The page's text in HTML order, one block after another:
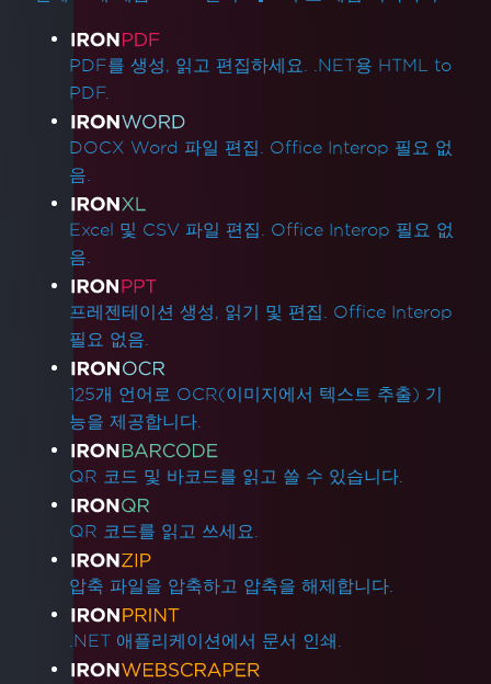
제품 링크
PDF를 생성, 읽고 편집하세요. .NET용 HTML to
PDF.
DOCX Word 파일 편집. Office Interop 필요 없
음.
Excel 및 CSV 파일 편집. Office Interop 필요 없
음.
프레젠테이션 생성, 읽기 및 편집. Office Interop
필요 없음.
125개 언어로 OCR(이미지에서 텍스트 추출) 기
능을 제공합니다.
QR 코드 및 바코드를 읽고 쓸 수 있습니다.
QR 코드를 읽고 쓰세요.
압축 파일을 압축하고 압축을 해제합니다.
.NET 애플리케이션에서 문서 인쇄.